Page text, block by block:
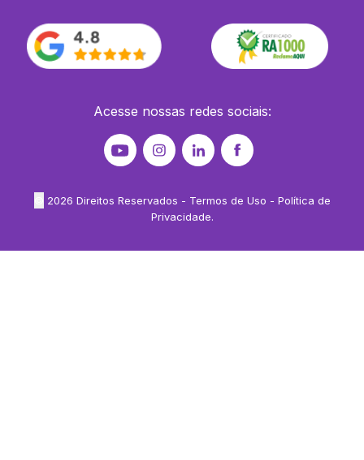
Acesse nossas redes sociais:
2026 Direitos Reservados - Termos de Uso - Política de
Privacidade.